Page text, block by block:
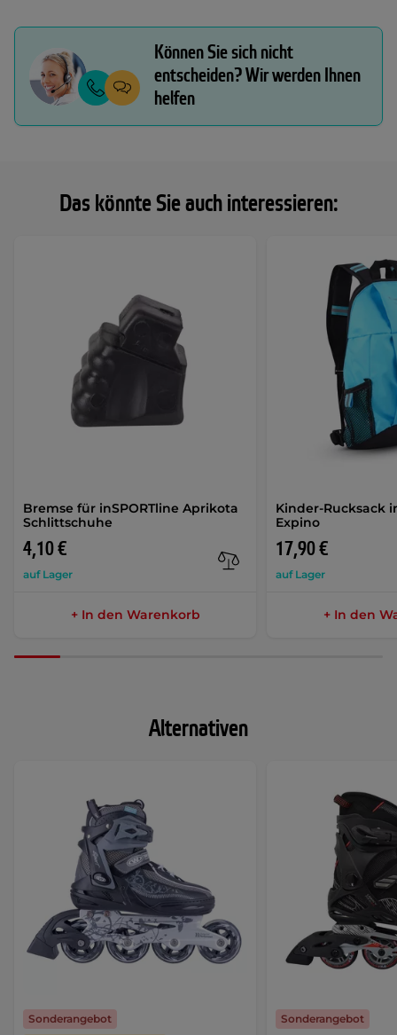
Das könnte Sie auch interessieren:
Bremse für inSPORTline Aprikota
Schlittschuhe
4,10 €
auf Lager
+ In den Warenkorb
Kinder-Rucksack
Expino
17,90 €
auf Lager
+ In den
Können Sie sich nicht
entscheiden? Wir werden Ihnen
helfen
Alternativen
Sonderangebot
Sonderangebot